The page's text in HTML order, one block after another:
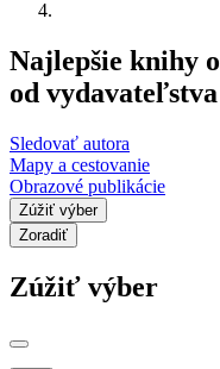
Najlepšie knihy
od
Sledovať autora
Mapy a cestovanie
Obrazové publikácie
Zúžiť výber
Zoradiť
Zúžiť výber